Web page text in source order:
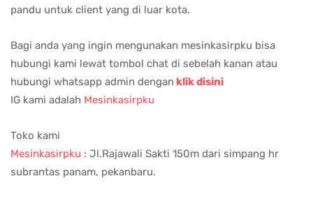
pandu untuk client yang di luar kota.
Bagi anda yang ingin mengunakan mesinkasirpku bisa
hubungi kami lewat tombol chat di sebelah kanan atau
hubungi whatsapp admin dengan klik disini
IG kami adalah Mesinkasirpku
Toko kami
Mesinkasirpku : Jl.Rajawali Sakti 150m dari simpang hr
subrantas panam, pekanbaru.